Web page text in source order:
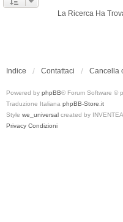
La Ricerca Ha
Indice Contattaci Cancella
Powered by phpBB® Forum Software ©
Traduzione Italiana phpBB-Store.it
Style we_universal created by
Privacy Condizioni